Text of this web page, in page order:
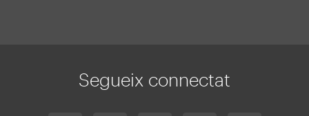
Segueix connectat